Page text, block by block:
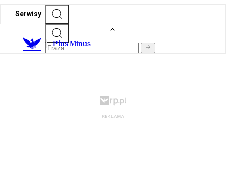
Serwisy
Plus Minus